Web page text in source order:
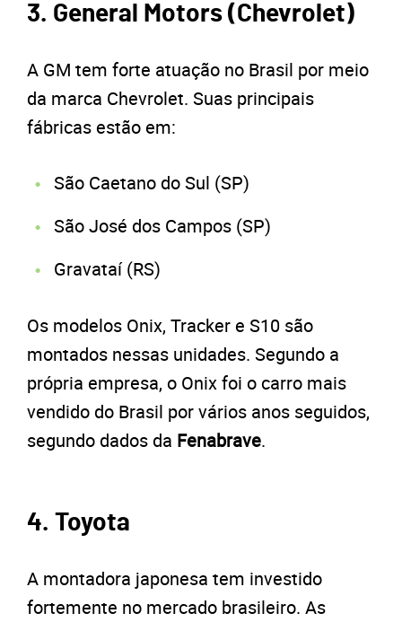
3. General Motors (Chevrolet)
A GM tem forte atuação no Brasil por meio
da marca Chevrolet. Suas principais
fábricas estão em:
São Caetano do Sul (SP)
São José dos Campos (SP)
Gravataí (RS)
Os modelos Onix, Tracker e S10 são
montados nessas unidades. Segundo a
própria empresa, o Onix foi o carro mais
vendido do Brasil por vários anos seguidos,
segundo dados da Fenabrave.
4. Toyota
A montadora japonesa tem investido
fortemente no mercado brasileiro. As